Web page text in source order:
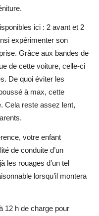
ici : 2 avant et 2
expérimenter son
Grâce aux bandes de
de cette voiture, celle-ci
De quoi éviter les
à max, cette
Cela reste assez lent,
votre enfant
de conduite d’un
les rouages d’un tel
lorsqu’il montera
12 h de charge pour